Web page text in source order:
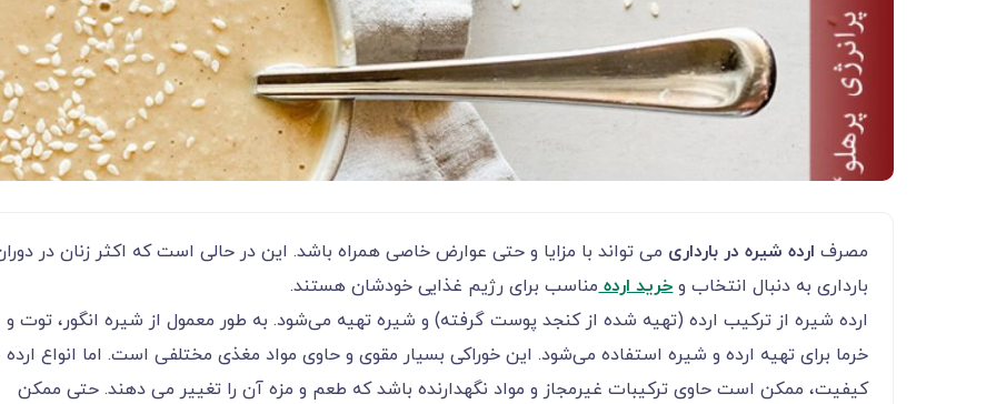
مصرف ارده شیره در بارداری می تواند با مزایا و حتی عوارض خاصی همراه باشد. این در حالی است که اکثر زنان در
بارداری به دنبال انتخاب وخرید اردهمناسب برای رژیم غذایی خودشان هستند.
ارده شیره از ترکیب ارده (تهیه شده از کنجد پوست گرفته) و شیره تهیه می‌شود. به طور معمول از شیره انگور، توت و
خرما برای تهیه ارده و شیره استفاده می‌شود. این خوراکی بسیار مقوی و حاوی مواد مغذی مختلفی است. اما انواع ارده
کیفیت، ممکن است حاوی ترکیبات غیرمجاز و مواد نگهدارنده باشد که طعم و مزه آن را تغییر می دهند. حتی ممکن